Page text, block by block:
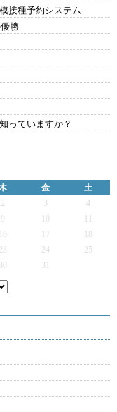
接種予約システム
勝
っていますか？
金
土
2 3
4
9
16 17
23 24
25
30 31